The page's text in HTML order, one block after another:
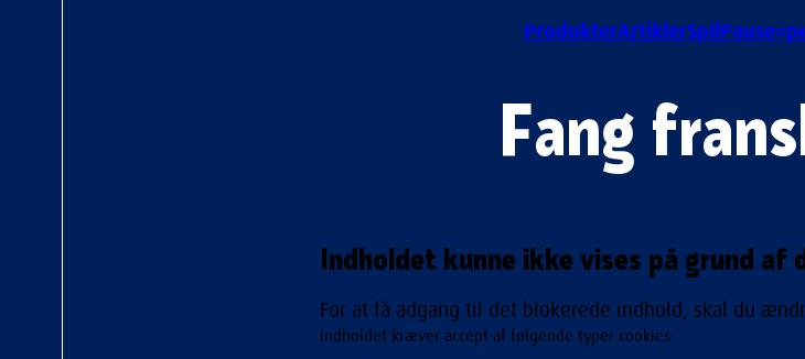
ProdukterArtiklerSpil
Fang
Indholdet kunne ikke vises på grund
For at få adgang til det blokerede indhold, skal du
Indholdet kræver accept af følgende typer cookies: